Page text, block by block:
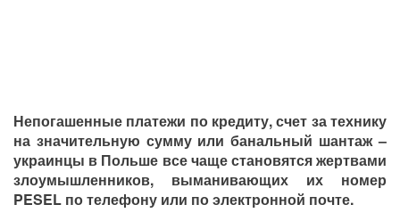
Непогашенные платежи по кредиту, счет за технику
на значительную сумму или банальный шантаж –
украинцы в Польше все чаще становятся жертвами
злоумышленников, выманивающих их номер
PESEL по телефону или по электронной почте.